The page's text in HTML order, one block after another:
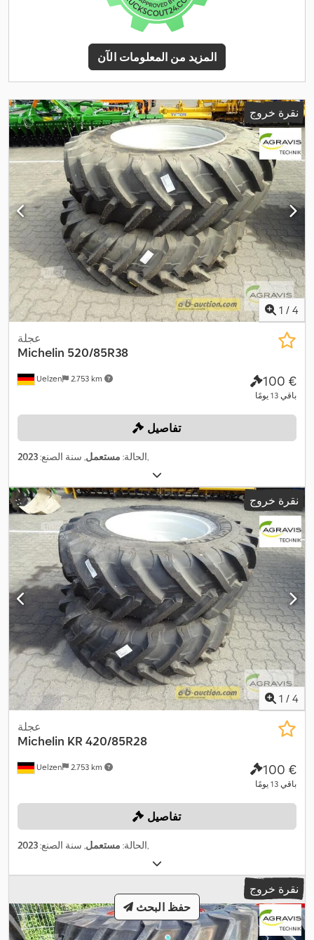
المزيد من المعلومات الآن
نقرة خروج
1 / 4
Uelzen 2.753 km
عجلة
Michelin 520/85R38
‏100 €
باقي 13 يومًا
تفاصيل
الحالة: مستعمل, سنة الصنع:2023 ,
نقرة خروج
1 / 4
Uelzen 2.753 km
عجلة
Michelin KR 420/85R28
‏100 €
باقي 13 يومًا
تفاصيل
الحالة: مستعمل, سنة الصنع:2023 ,
نقرة خروج
حفظ البحث